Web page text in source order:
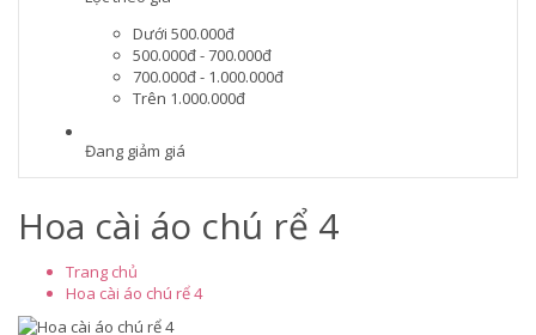
Dưới 500.000đ
500.000đ - 700.000đ
700.000đ - 1.000.000đ
Trên 1.000.000đ
Đang giảm giá
Hoa cài áo chú rể 4
Trang chủ
Hoa cài áo chú rể 4